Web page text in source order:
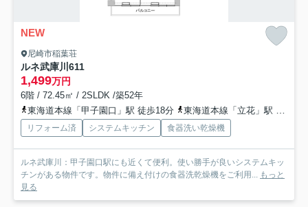
NEW
尼崎市稲葉荘
ルネ武庫川 611
1,499万円
6階 / 72.45㎡ / 2SLDK /築52年
東海道本線「甲子園口」駅 徒歩18分
東海道本線「立花」駅 徒歩26分
リフォーム済 システムキッチン 食器洗い乾燥機
ルネ武庫川：甲子園口駅にも近くて便利。使い勝手が良いシステムキッ
チンがある物件です。物件に備え付けの食器洗乾燥機をご利用... もっと
見る